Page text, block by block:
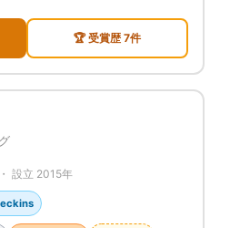
🏆 受賞歴 7件
設立 2015年